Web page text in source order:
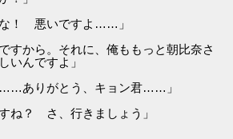
！ 悪いですよ……」
すから。それに、俺ももっと朝比奈さ
いんですよ」
ありがとう、キョン君……」
ね？ さ、行きましょう」